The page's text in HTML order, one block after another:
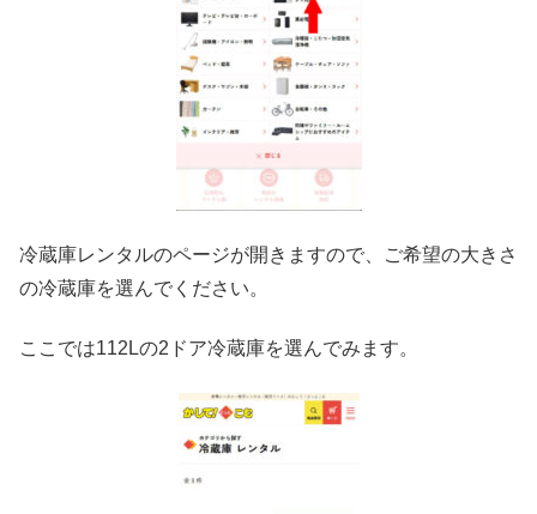
冷蔵庫レンタルのページが開きますので、ご希望の大きさ
の冷蔵庫を選んでください。
ここでは112Lの2ドア冷蔵庫を選んでみます。